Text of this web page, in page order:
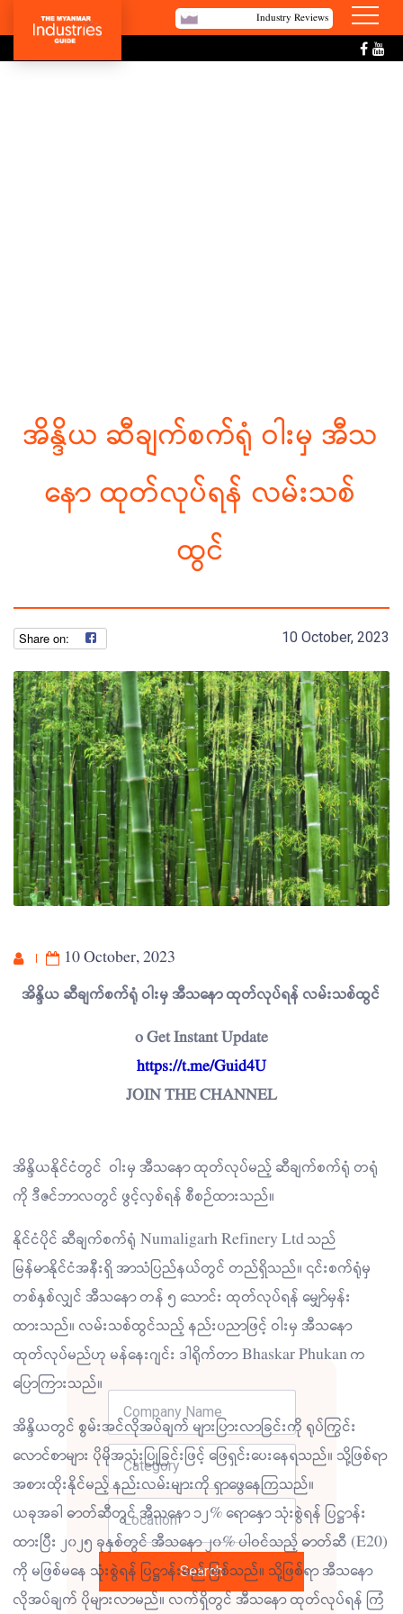
Industry Reviews
Search
အိန္ဒိယ ဆီချက်စက်ရုံ ဝါးမှ အီသ
နော ထုတ်လုပ်ရန် လမ်းသစ်
ထွင်
10 October, 2023
10 October, 2023
အိန္ဒိယ ဆီချက်စက်ရုံ ဝါးမှ အီသနော ထုတ်လုပ်ရန် လမ်းသစ်ထွင်
o Get Instant Update
https://t.me/Guid4U
JOIN THE CHANNEL
အိန္ဒိယနိုင်ငံတွင် ဝါးမှ အီသနော ထုတ်လုပ်မည့် ဆီချက်စက်ရုံ တရုံ
ကို ဒီဇင်ဘာလတွင် ဖွင့်လှစ်ရန် စီစဉ်ထားသည်။
နိုင်ငံပိုင် ဆီချက်စက်ရုံ Numaligarh Refinery Ltd သည်
မြန်မာနိုင်ငံအနီးရှိ အာသံပြည်နယ်တွင် တည်ရှိသည်။ ၎င်းစက်ရုံမှ
တစ်နှစ်လျှင် အီသနော တန် ၅ သောင်း ထုတ်လုပ်ရန် မျှော်မှန်း
ထားသည်။ လမ်းသစ်ထွင်သည့် နည်းပညာဖြင့် ဝါးမှ အီသနော
ထုတ်လုပ်မည်ဟု မန်နေးဂျင်း ဒါရိုက်တာ Bhaskar Phukan က
ပြောကြားသည်။
အိန္ဒိယတွင် စွမ်းအင်လိုအပ်ချက် များပြားလာခြင်းကို ရုပ်ကြွင်း
လောင်စာများ ပိုမိုအသုံးပြုခြင်းဖြင့် ဖြေရှင်းပေးနေရသည်။ သို့ဖြစ်ရာ
အစားထိုးနိုင်မည့် နည်းလမ်းများကို ရှာဖွေနေကြသည်။
ယခုအခါ ဓာတ်ဆီတွင် အီသနော ၁၂% ရောနှော သုံးစွဲရန် ပြဋ္ဌာန်း
ထားပြီး ၂၀၂၅ ခုနှစ်တွင် အီသနော ၂၀% ပါဝင်သည့် ဓာတ်ဆီ (E20)
ကို မဖြစ်မနေ သုံးစွဲရန် ပြဋ္ဌာန်းမည် ဖြစ်သည်။ သို့ဖြစ်ရာ အီသနော
လိုအပ်ချက် ပိုများလာမည်။ လက်ရှိတွင် အီသနော ထုတ်လုပ်ရန် ကြံ